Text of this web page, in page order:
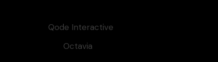
Qode Interactive
Octavia